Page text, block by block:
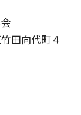
田向代町４